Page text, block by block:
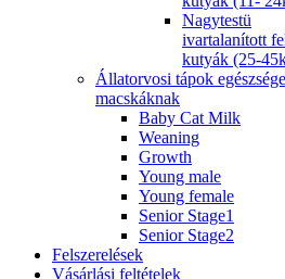
Nagytestü
ivartalanított
kutyák (25-
Állatorvosi tápok
macskáknak
Baby Cat Milk
Weaning
Growth
Young male
Young female
Senior Stage1
Senior Stage2
Felszerelések
Vásárlási feltételek